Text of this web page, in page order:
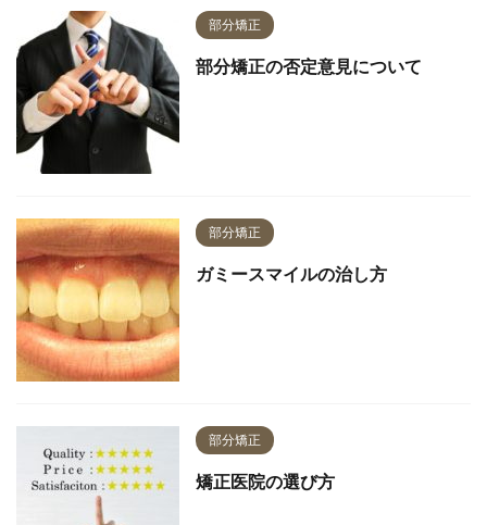
部分矯正
部分矯正の否定意見について
部分矯正
ガミースマイルの治し方
部分矯正
矯正医院の選び方